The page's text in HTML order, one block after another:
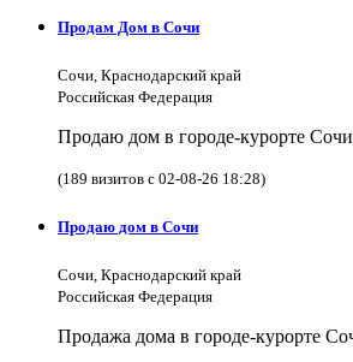
Продам Дом в Сочи
Сочи, Краснодарский край
Российская Федерация
Продаю дом в городе-курорте Сочи
(189 визитов с 02-08-26 18:28)
Продаю дом в Сочи
Сочи, Краснодарский край
Российская Федерация
Продажа дома в городе-курорте